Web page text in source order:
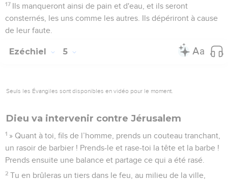
17 Ils manqueront ainsi de pain et d'eau, et ils seront
consternés, les uns comme les autres. Ils dépériront à cause
de leur faute.
Ezéchiel 5
Seuls les Évangiles sont disponibles en vidéo pour le moment.
Dieu va intervenir contre Jérusalem
1 » Quant à toi, fils de l’homme, prends un couteau tranchant,
un rasoir de barbier ! Prends-le et rase-toi la tête et la barbe !
Prends ensuite une balance et partage ce qui a été rasé.
2 Tu en brûleras un tiers dans le feu, au milieu de la ville,